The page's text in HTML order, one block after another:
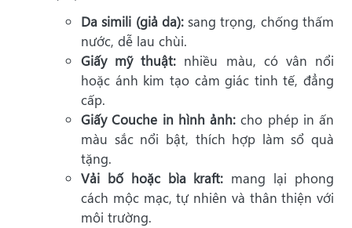
Da simili (giả da):sang trọng, chống thấm
nước, dễ lau chùi.
Giấy mỹ thuật: nhiều màu, có vân nổi
hoặc ánh kim tạo cảm giác tinh tế, đẳng
cấp.
Giấy Couche in hình ảnh: cho phép in ấn
màu sắc nổi bật, thích hợp làm sổ quà
tặng.
Vải bố hoặc bìa kraft: mang lại phong
cách mộc mạc, tự nhiên và thân thiện với
môi trường.